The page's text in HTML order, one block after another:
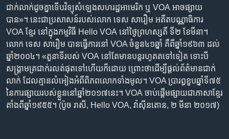
កាន់​
ទំព័រ​
ស្វែង​
រក
ភាសា
ជាក់​លាក់​ដូចគ្នា​ទើប​វិទ្យុ​សំឡេង​សហរដ្ឋ​អាមេរិក ឬ VOA អាច​ផ្សាយ​
បាន»។ នេះ​ជា​ប្រសាសន៍​របស់​លោក​ ទេស សារឿម អតីត​បណ្ណាធិការ​
VOA ខ្មែរ នៅ​ក្នុង​កម្មវិធី Hello VOA ​នៅ​ថ្ងៃព្រហស្សតិ៍​ ទី២ ខែ​មីនា។
លោក ទេស សារឿម បាន​ធ្វើ​ការ​នៅ VOA ចំនួន៤១​ឆ្នាំ គឺ​ពី​ឆ្នាំ១៩៦៣ ដល់​
ឆ្នាំ២០០៤។ «តួនាទី​របស់​ VOA នៅ​តែ​មាន​បន្ត​រហូត​ត​ទៅ​ទៀត ទោះ​បី​
សង្គ្រាម​ត្រជាក់​រលត់​ផុត​ទៅ​ហើយក៏​ដោយ ព្រោះ​ថា​ដើម្បី​ផ្តល់​ព័ត៌មាន​ជាក់​
លាក់​ ដែល​គ្មាន​លំអៀង​អំពី​ពិភពលោក​ទាំង​មូល។ VOA ប្រារព្ធ​ខួប​ឆ្នាំ​ទី​៧៥​
នៃ​ការ​ផ្សាយ​របស់​ខ្លួន​នៅ​ឆ្នាំ​២០១៧​នេះ។ VOA ចាប់​ផ្តើម​ផ្សាយ​ជា​ភាសាខ្មែរ​
តាំង​ពី​ឆ្នាំ១៩៥៥។ (ប៉ូច រាសី, Hello VOA, វ៉ាស៊ីនតោន, ២ មីនា ២០១៧)